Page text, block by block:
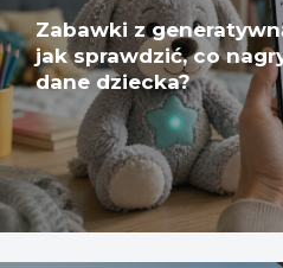
Zabawki z
jak sprawdzić, co
dane dziecka?